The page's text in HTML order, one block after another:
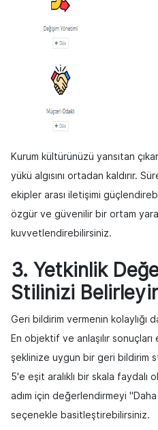
Kurum kültürünüzü yansıtan
yükü algısını ortadan kaldırır.
ekipler arası iletişimi
özgür ve güvenilir bir ortam
kuvvetlendirebilirsiniz.
3. Yetkinlik
Stilinizi
Geri bildirim vermenin kolaylığı
En objektif ve anlaşılır
şeklinize uygun bir geri bildirim
5'e eşit aralıklı bir skala faydalı
adım için değerlendirmeyi
seçenekle basitleştirebilirsiniz.